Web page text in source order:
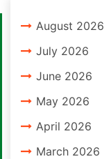
August 2026
July 2026
June 2026
May 2026
April 2026
March 2026